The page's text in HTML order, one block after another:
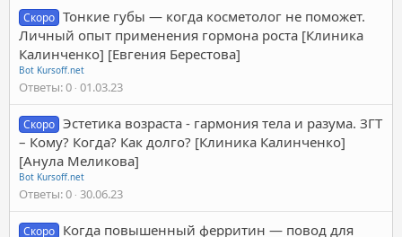
Скоро Тонкие губы — когда косметолог не поможет.
Личный опыт применения гормона роста [Клиника
Калинченко] [Евгения Берестова]
Bot Kursoff.net
Ответы 0 01.03.23
Скоро Эстетика возраста - гармония тела и разума. ЗГТ
– Кому? Когда? Как долго? [Клиника Калинченко]
[Анула Меликова]
Bot Kursoff.net
Ответы 0 30.06.23
Скоро Когда повышенный ферритин — повод для